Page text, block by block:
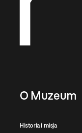
O Muzeum
Historia i misja